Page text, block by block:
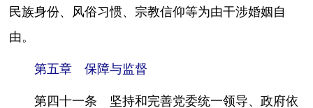
民族身份、风俗习惯、宗教信仰等为由干涉婚姻自
由。
第五章 保障与监督
第四十一条 坚持和完善党委统一领导、政府依